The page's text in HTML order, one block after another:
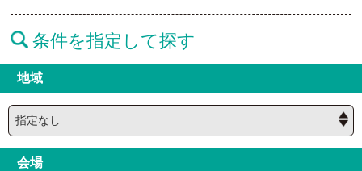
条件を指定して探す
地域
会場